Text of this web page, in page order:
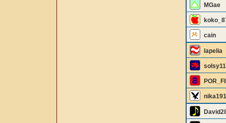
MGae
cain
lapelia
solsy11